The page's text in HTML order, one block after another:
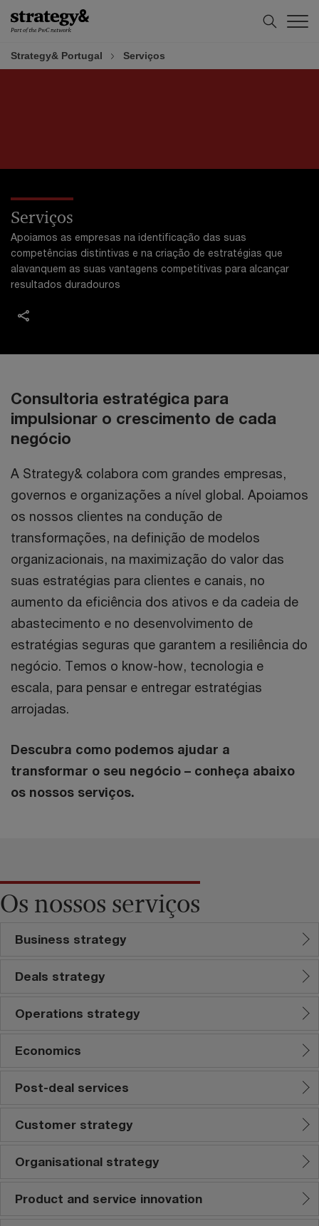
Skip
to
Skip
to
Strategy& Portugal Serviços
Serviços
Apoiamos as empresas na identificação das suas
competências distintivas e na criação de estratégias que
alavanquem as suas vantagens competitivas para alcançar
resultados duradouros
Consultoria estratégica para
impulsionar o crescimento de cada
negócio
A Strategy& colabora com grandes empresas,
governos e organizações a nível global. Apoiamos
os nossos clientes na condução de
transformações, na definição de modelos
organizacionais, na maximização do valor das
suas estratégias para clientes e canais, no
aumento da eficiência dos ativos e da cadeia de
abastecimento e no desenvolvimento de
estratégias seguras que garantem a resiliência do
negócio. Temos o know-how, tecnologia e
escala, para pensar e entregar estratégias
arrojadas.
Descubra como podemos ajudar a
transformar o seu negócio – conheça abaixo
os nossos serviços.
Os nossos serviços
Business strategy
Deals strategy
Operations strategy
Economics​
Post-deal services
Customer strategy
Organisational strategy
Product and service innovation